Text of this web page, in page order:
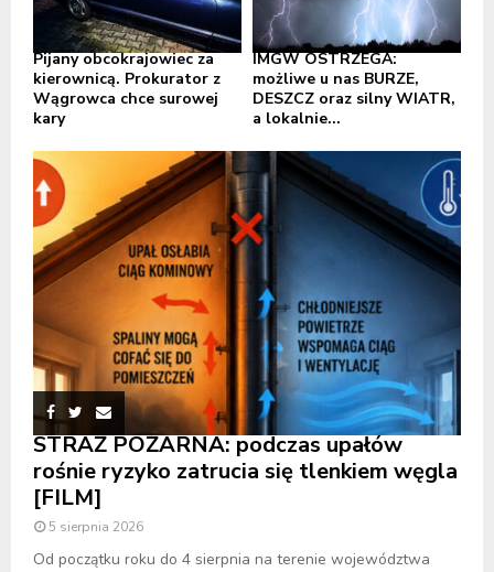
Pijany obcokrajowiec za
kierownicą. Prokurator z
Wągrowca chce surowej
kary
IMGW OSTRZEGA:
możliwe u nas BURZE,
DESZCZ oraz silny WIATR,
a lokalnie...
STRAŻ POŻARNA: podczas upałów
rośnie ryzyko zatrucia się tlenkiem węgla
[FILM]
5 sierpnia 2026
Od początku roku do 4 sierpnia na terenie województwa